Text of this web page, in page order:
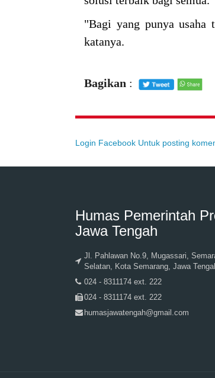
"Bagi yang punya usaha
katanya.
Bagikan :
Login Facebook Untuk posting
Humas Pemerintah
Jawa Tengah
Jl. Pahlawan No.9, Mugassari,
Selatan, Kota Semarang, Jawa
024 - 8311174 ext. 222
024 - 8311174 ext. 222
humasjawatengah@gmail.com